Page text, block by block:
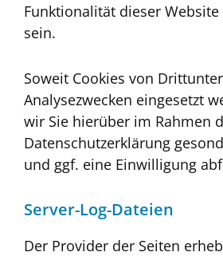
Funktionalität dieser
sein.
Soweit Cookies von
Analysezwecken eingesetzt
wir Sie hierüber im Rahmen
Datenschutzerklärung
und ggf. eine Einwilligung
Server-Log-Dateien
Der Provider der Seiten